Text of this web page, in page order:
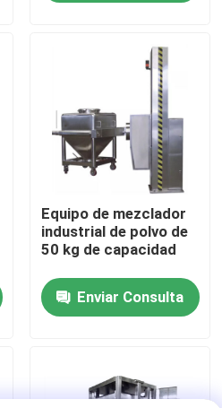
Equipo de mezclador
industrial de polvo de
50 kg de capacidad
Enviar Consulta